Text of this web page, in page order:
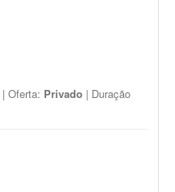
| Oferta: Privado | Duração